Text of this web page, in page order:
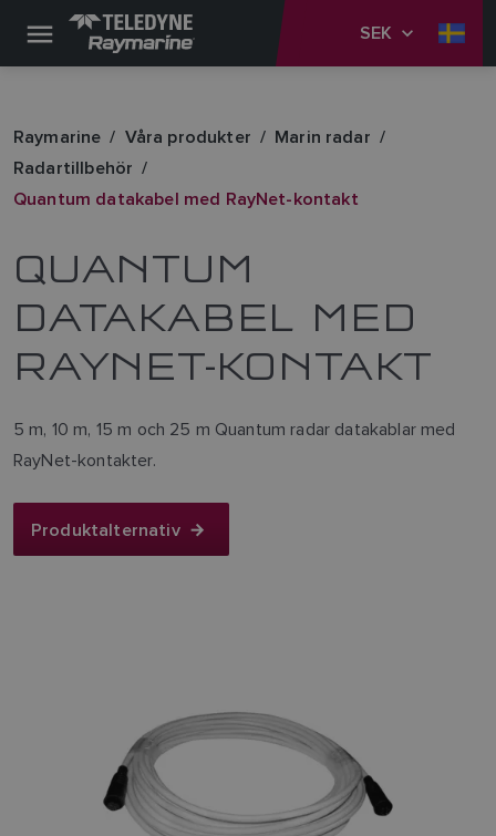
SEK
Raymarine Våra produkter
Marin radar
Radartillbehör
Quantum datakabel med RayNet-kontakt
QUANTUM
DATAKABEL MED
RAYNET-KONTAKT
5 m, 10 m, 15 m och 25 m Quantum radar datakablar med
RayNet-kontakter.
Produktalternativ